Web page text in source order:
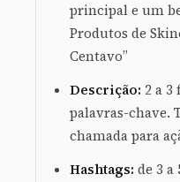
principal e um
Produtos de
Centavo”
Descrição: 2 a
palavras-chave.
chamada para
Hashtags: de 3 a